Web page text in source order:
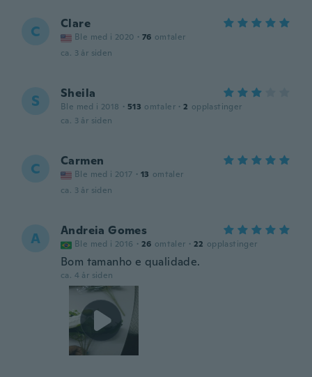
C Clare
Ble med i 2020 · 76 omtaler
ca. 3 år siden
S Sheila
Ble med i 2018 · 513 omtaler · 2 opplastinger
ca. 3 år siden
C Carmen
Ble med i 2017 · 13 omtaler
ca. 3 år siden
A Andreia Gomes
Ble med i 2016 · 26 omtaler · 22 opplastinger
Bom tamanho e qualidade.
ca. 4 år siden